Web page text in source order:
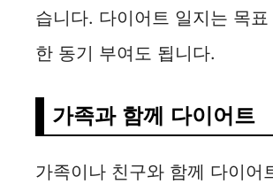
습니다. 다이어트 일지는 목표
한 동기 부여도 됩니다.
가족과 함께 다이어트
가족이나 친구와 함께 다이어